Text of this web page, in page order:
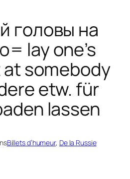
головы на
lay one’s
somebody
etw. für
lassen
Billets d’humeur, De la Russie